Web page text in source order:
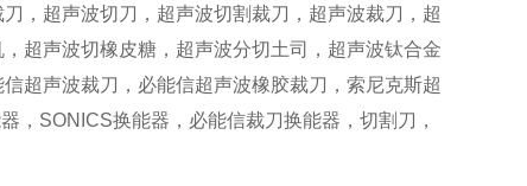
，超声波切刀，超声波切割裁刀，超声波裁刀，超
超声波切橡皮糖，超声波分切土司，超声波钛合金
超声波裁刀，必能信超声波橡胶裁刀，索尼克斯超
，SONICS换能器，必能信裁刀换能器，切割刀，